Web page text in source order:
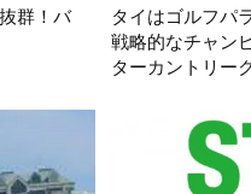
群！バ
タイはゴルフパ
戦略的なチャン
ターカントリー